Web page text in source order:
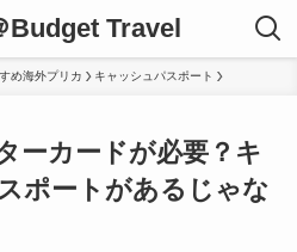
Budget Travel
め海外プリカ キャッシュパスポート
ーカードが必要？キ
ポートがあるじゃな